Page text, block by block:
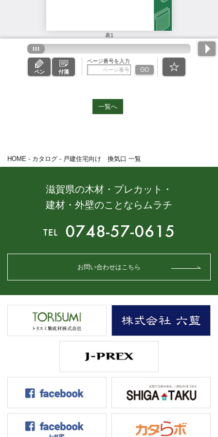
一覧へ
HOME - カタログ - 戸建住宅向け 換気口 一覧
滋賀県の木材・プレカット・
建材・外壁のことならムラチ
TEL 0748-57-0615
お問い合わせはこちら